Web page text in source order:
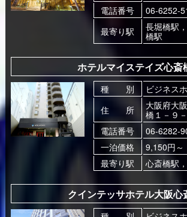
電話番号
06-6252-
最寄り駅
長堀橋駅
橋駅
ホテルマイステイズ心斎
種 別
ビジネス
住 所
大阪府大
橋１－９
電話番号
06-6282-
一泊価格
9,150円～
最寄り駅
心斎橋駅
クインテッサホテル大阪心